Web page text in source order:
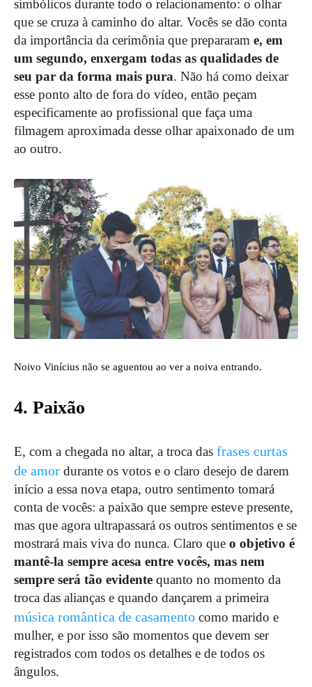
simbólicos durante todo o relacionamento: o olhar
que se cruza à caminho do altar. Vocês se dão conta
da importância da cerimônia que prepararam e, em
um segundo, enxergam todas as qualidades de
seu par da forma mais pura. Não há como deixar
esse ponto alto de fora do vídeo, então peçam
especificamente ao profissional que faça uma
filmagem aproximada desse olhar apaixonado de um
ao outro.
Noivo Vinícius não se aguentou ao ver a noiva entrando.
4. Paixão
E, com a chegada no altar, a troca das frases curtas
de amor durante os votos e o claro desejo de darem
início a essa nova etapa, outro sentimento tomará
conta de vocês: a paixão que sempre esteve presente,
mas que agora ultrapassará os outros sentimentos e se
mostrará mais viva do nunca. Claro que o objetivo é
mantê-la sempre acesa entre vocês, mas nem
sempre será tão evidente quanto no momento da
troca das alianças e quando dançarem a primeira
música romântica de casamento como marido e
mulher, e por isso são momentos que devem ser
registrados com todos os detalhes e de todos os
ângulos.